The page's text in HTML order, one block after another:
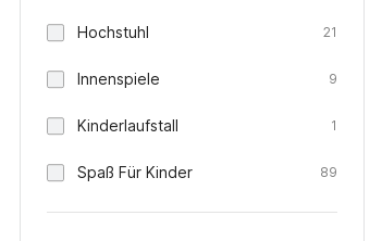
Hochstuhl 21
Innenspiele 9
Kinderlaufstall 1
Spaß Für Kinder 89